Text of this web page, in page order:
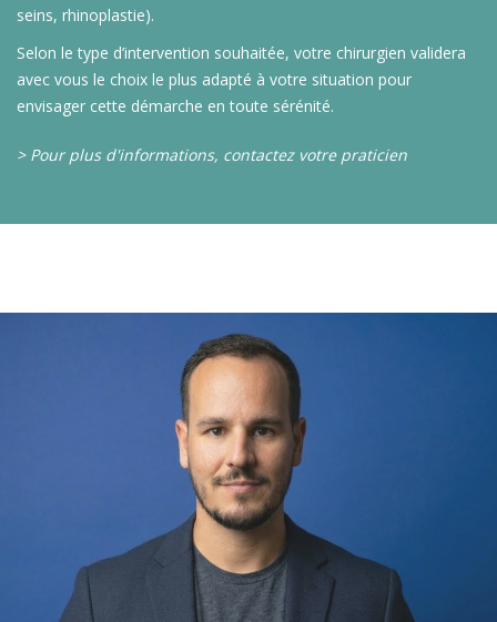
seins, rhinoplastie).
Selon le type d’intervention souhaitée, votre chirurgien validera
avec vous le choix le plus adapté à votre situation pour
envisager cette démarche en toute sérénité.
> Pour plus d'informations, contactez votre praticien